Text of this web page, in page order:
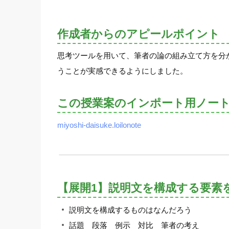
作成者からのアピールポイント
思考ツールを用いて、筆者の論の組み立て方を
うことが実感できるようにしました。
この授業案のインポート用ノー
miyoshi-daisuke.loilonote
【展開1】説明文を構成する要
説明文を構成するものはなんだろう
話題 段落 例示 対比 筆者の考え